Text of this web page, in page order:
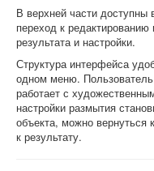
В верхней части
переход к
результата и настройки.
Структура интерфейса
одном меню.
работает с
настройки размытия
объекта, можно вернуться
к результату.